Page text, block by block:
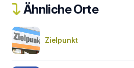
Ähnliche Orte
Zielpunkt